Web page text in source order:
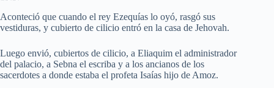
Aconteció que cuando el rey Ezequías lo oyó, rasgó sus
vestiduras, y cubierto de cilicio entró en la casa de Jehovah.
Luego envió, cubiertos de cilicio, a Eliaquim el administrador
del palacio, a Sebna el escriba y a los ancianos de los
sacerdotes a donde estaba el profeta Isaías hijo de Amoz.